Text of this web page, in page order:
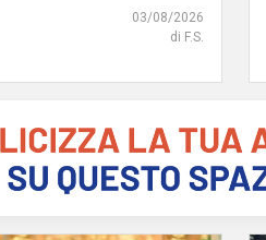
03/08/2026
di F.S.